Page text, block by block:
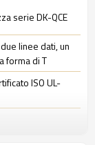
serie DK-QCE
linee dati, un
forma di T
ISO UL-